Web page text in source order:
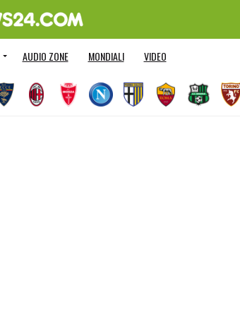
AUDIO ZONE MONDIALI VIDEO